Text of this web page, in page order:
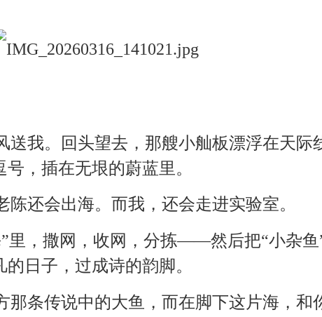
送我。回头望去，那艘小舢板漂浮在天际
号，插在无垠的蔚蓝里。
陈还会出海。而我，还会走进实验室。
里，撒网，收网，分拣——然后把“小杂鱼
日子，过成诗的韵脚。
那条传说中的大鱼，而在脚下这片海，和